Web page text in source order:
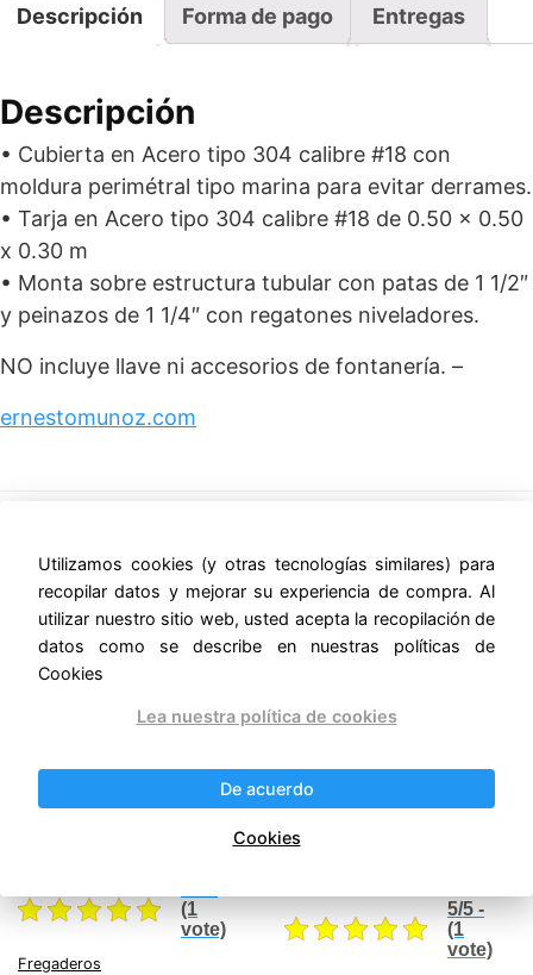
TARJAS
Descripción Forma de pago Entregas
Descripción
• Cubierta en Acero tipo 304 calibre #18 con
moldura perimétral tipo marina para evitar derrames.
• Tarja en Acero tipo 304 calibre #18 de 0.50 x 0.50
x 0.30 m
• Monta sobre estructura tubular con patas de 1 1/2″
y peinazos de 1 1/4″ con regatones niveladores.
NO incluye llave ni accesorios de fontanería. –
ernestomunoz.com
Productos relacionados
¡Oferta!
LOZA 230 – 3 TARJAS
$40,358.75.
Current
$35,112.11.
(1
vote)
Fregaderos
¡Oferta!
FREGADERO PARA
LOZA 180 – 3 TARJAS
was:
$34,796.25.
is:
5/5 -
(1
vote)
Utilizamos cookies (y otras tecnologías similares) para
recopilar datos y mejorar su experiencia de compra. Al
utilizar nuestro sitio web, usted acepta la recopilación de
datos como se describe en nuestras políticas de
Cookies
Lea nuestra política de cookies
De acuerdo
Cookies